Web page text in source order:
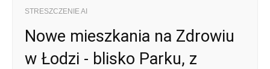
STRESZCZENIE AI
Nowe mieszkania na Zdrowiu
w Łodzi - blisko Parku, z